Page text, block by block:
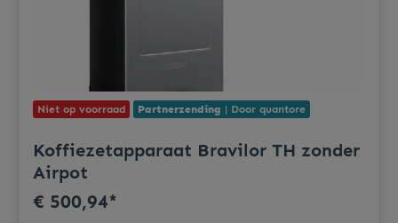
Niet op voorraad Partnerzending | Door quantore
Koffiezetapparaat Bravilor TH zonder
Airpot
€ 500,94*